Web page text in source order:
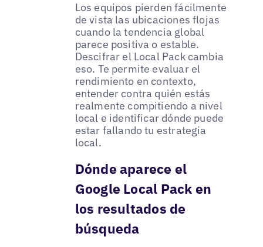
Los equipos pierden fácilmente
de vista las ubicaciones flojas
cuando la tendencia global
parece positiva o estable.
Descifrar el Local Pack cambia
eso. Te permite evaluar el
rendimiento en contexto,
entender contra quién estás
realmente compitiendo a nivel
local e identificar dónde puede
estar fallando tu estrategia
local.
Dónde aparece el
Google Local Pack en
los resultados de
búsqueda